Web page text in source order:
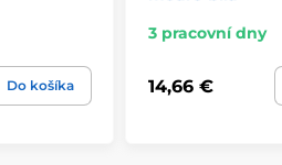
Do košíka
3 pracovní dny
14,66 €